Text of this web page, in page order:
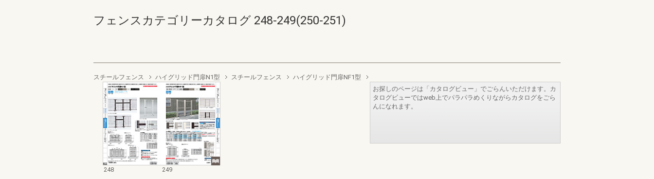
フェンスカテゴリーカタログ 248-249(250-251)
スチールフェンス ハイグリッド門扉N1型 スチールフェンス ハイグリッド門扉NF1型
248 249
お探しのページは「カタログビュー」でごらんいただけます。カ
タログビューではweb上でパラパラめくりながらカタログをごら
んになれます。